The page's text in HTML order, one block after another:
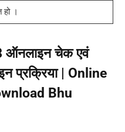
।
ऑनलाइन चेक एवं
प्रक्रिया | Online
Bhu